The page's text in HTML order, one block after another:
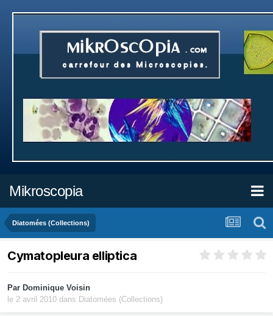
Mikroscopia
Diatomées (Collections)
Cymatopleura elliptica
Par Dominique Voisin
le 2 avril 2010 dans Diatomées (Collections)